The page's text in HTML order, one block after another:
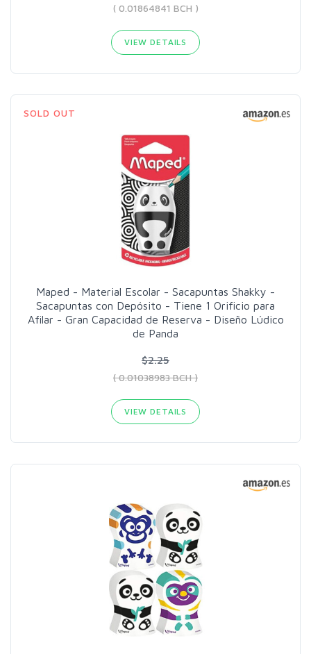
( 0.01864841 BCH )
VIEW DETAILS
SOLD OUT
Maped - Material Escolar - Sacapuntas Shakky -
Sacapuntas con Depósito - Tiene 1 Orificio para
Afilar - Gran Capacidad de Reserva - Diseño Lúdico
de Panda
$2.25
( 0.01038983 BCH )
VIEW DETAILS